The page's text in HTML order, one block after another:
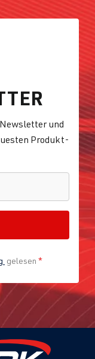
und
Produkt-
gelesen *